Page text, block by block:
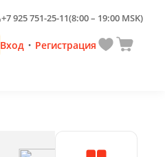
+7 925 751-25-11(8:00 – 19:00 MSK)
Вход • Регистрация
Соки, воды,